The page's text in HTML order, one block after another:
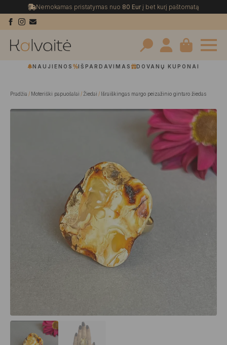
Nemokamas pristatymas nuo 80 Eurį bet kurį paštomatą
Search
NAUJIENOS IŠPARDAVIMAS DOVANŲ KUPONAI
Pradžia Moteriški papuošalai Žiedai Išraiškingas margo peizažinio gintaro žiedas